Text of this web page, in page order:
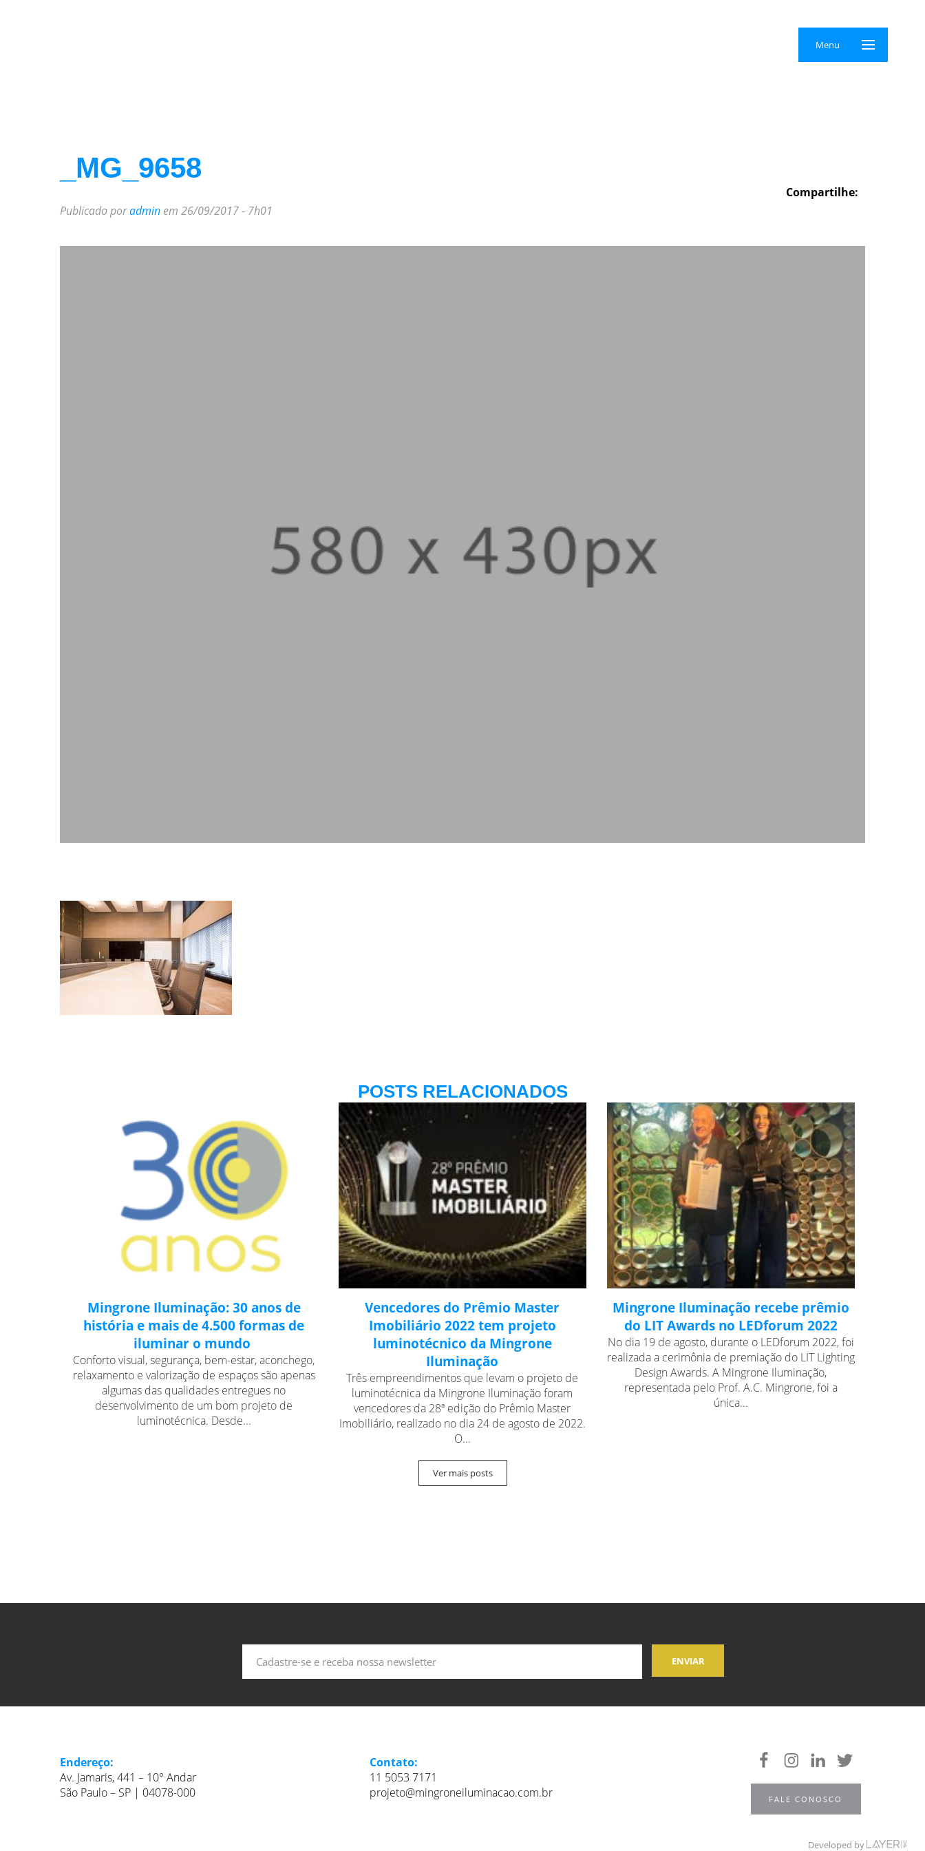
Menu
_MG_9658
Compartilhe:
Publicado poradmin em 26/09/2017 - 7h01
POSTS RELACIONADOS
Mingrone Iluminação: 30 anos de
história e mais de 4.500 formas de
iluminar o mundo
Conforto visual, segurança, bem-estar, aconchego,
relaxamento e valorização de espaços são apenas
algumas das qualidades entregues no
desenvolvimento de um bom projeto de
luminotécnica. Desde...
Vencedores do Prêmio Master
Imobiliário 2022 tem projeto
luminotécnico da Mingrone
Iluminação
Três empreendimentos que levam o projeto de
luminotécnica da Mingrone Iluminação foram
vencedores da 28ª edição do Prêmio Master
Imobiliário, realizado no dia 24 de agosto de 2022.
O...
Mingrone Iluminação recebe prêmio
do LIT Awards no LEDforum 2022
No dia 19 de agosto, durante o LEDforum 2022, foi
realizada a cerimônia de premiação do LIT Lighting
Design Awards. A Mingrone Iluminação,
representada pelo Prof. A.C. Mingrone, foi a
única...
Ver mais posts
Endereço:
Av. Jamaris, 441 – 10° Andar
São Paulo – SP | 04078-000
Contato:
11 5053 7171
projeto@mingroneiluminacao.com.br
FALE CONOSCO
Developed by